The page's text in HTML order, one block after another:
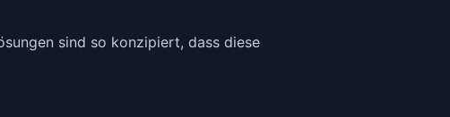
sind so konzipiert, dass diese